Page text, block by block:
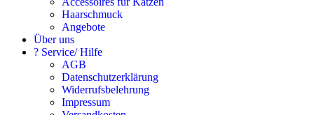
Haarschmuck
Angebote
Über uns
? Service/ Hilfe
AGB
Datenschutzerklärung
Widerrufsbelehrung
Impressum